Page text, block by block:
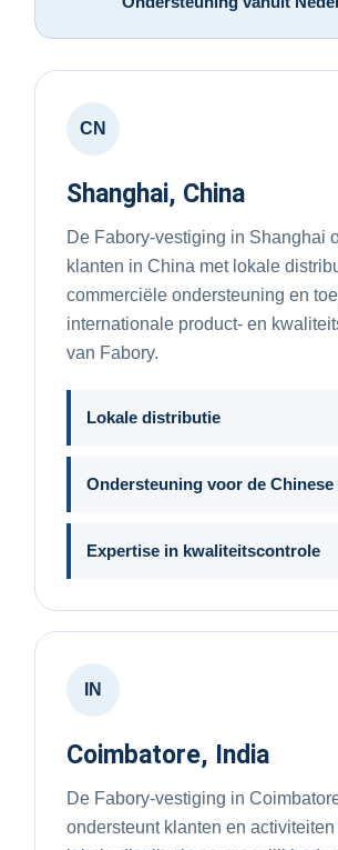
CN
Shanghai, China
De Fabory-vestiging in Shanghai
klanten in China met lokale
commerciële ondersteuning en
internationale product- en
van Fabory.
Lokale distributie
Ondersteuning voor de Chinese
Expertise in kwaliteitscontrole
IN
Coimbatore, India
De Fabory-vestiging in
ondersteunt klanten en